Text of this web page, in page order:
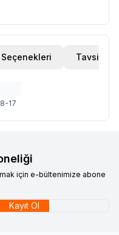
Tavsiye Et
17
için e-bültenimize abone
Kayıt Ol